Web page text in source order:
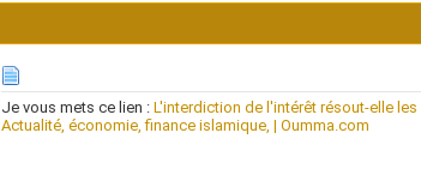
Je vous mets ce lien : L'interdiction de l'intérêt résout-elle
Actualité, économie, finance islamique, | Oumma.com